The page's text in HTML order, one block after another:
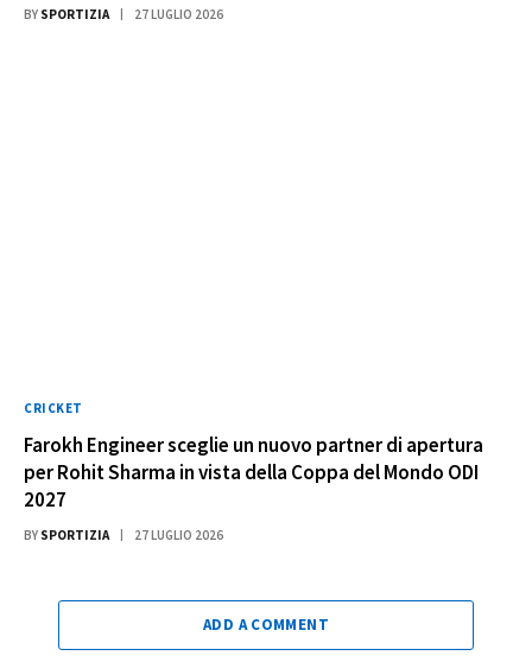
BY SPORTIZIA 27 LUGLIO 2026
CRICKET
Farokh Engineer sceglie un nuovo partner di apertura
per Rohit Sharma in vista della Coppa del Mondo ODI
2027
BY SPORTIZIA 27 LUGLIO 2026
ADD A COMMENT